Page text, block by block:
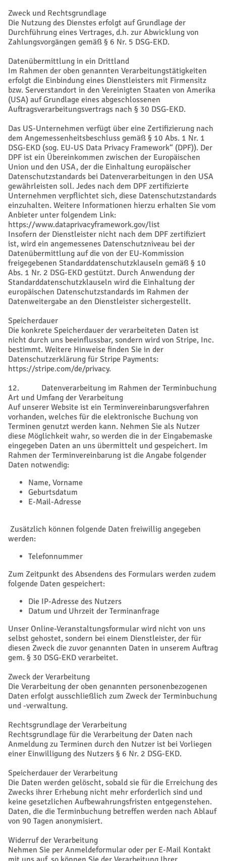
Zweck und Rechtsgrundlage
Die Nutzung des Dienstes erfolgt auf Grundlage der
Durchführung eines Vertrages, d.h. zur Abwicklung von
Zahlungsvorgängen gemäß § 6 Nr. 5 DSG-EKD.
Datenübermittlung in ein Drittland
Im Rahmen der oben genannten Verarbeitungstätigkeiten
erfolgt die Einbindung eines Dienstleisters mit Firmensitz
bzw. Serverstandort in den Vereinigten Staaten von Amerika
(USA) auf Grundlage eines abgeschlossenen
Auftragsverarbeitungsvertrags nach § 30 DSG-EKD.
Das US-Unternehmen verfügt über eine Zertifizierung nach
dem Angemessenheitsbeschluss gemäß § 10 Abs. 1 Nr. 1
DSG-EKD (sog. EU-US Data Privacy Framework“ (DPF)). Der
DPF ist ein Übereinkommen zwischen der Europäischen
Union und den USA, der die Einhaltung europäischer
Datenschutzstandards bei Datenverarbeitungen in den USA
gewährleisten soll. Jedes nach dem DPF zertifizierte
Unternehmen verpflichtet sich, diese Datenschutzstandards
einzuhalten. Weitere Informationen hierzu erhalten Sie vom
Anbieter unter folgendem Link:
https://www.dataprivacyframework.gov/list
Insofern der Dienstleister nicht nach dem DPF zertifiziert
ist, wird ein angemessenes Datenschutzniveau bei der
Datenübermittlung auf die von der EU-Kommission
freigegebenen Standarddatenschutzklauseln gemäß § 10
Abs. 1 Nr. 2 DSG-EKD gestützt. Durch Anwendung der
Standarddatenschutzklauseln wird die Einhaltung der
europäischen Datenschutzstandards im Rahmen der
Datenweitergabe an den Dienstleister sichergestellt.
Speicherdauer
Die konkrete Speicherdauer der verarbeiteten Daten ist
nicht durch uns beeinflussbar, sondern wird von Stripe, Inc.
bestimmt. Weitere Hinweise finden Sie in der
Datenschutzerklärung für Stripe Payments:
https://stripe.com/de/privacy.
12. Datenverarbeitung im Rahmen der Terminbuchung
Art und Umfang der Verarbeitung
Auf unserer Website ist ein Terminvereinbarungsverfahren
vorhanden, welches für die elektronische Buchung von
Terminen genutzt werden kann. Nehmen Sie als Nutzer
diese Möglichkeit wahr, so werden die in der Eingabemaske
eingegeben Daten an uns übermittelt und gespeichert. Im
Rahmen der Terminvereinbarung ist die Angabe folgender
Daten notwendig:
Name, Vorname
Geburtsdatum
E-Mail-Adresse
Zusätzlich können folgende Daten freiwillig angegeben
werden:
Telefonnummer
Zum Zeitpunkt des Absendens des Formulars werden zudem
folgende Daten gespeichert:
Die IP-Adresse des Nutzers
Datum und Uhrzeit der Terminanfrage
Unser Online-Veranstaltungsformular wird nicht von uns
selbst gehostet, sondern bei einem Dienstleister, der für
diesen Zweck die zuvor genannten Daten in unserem Auftrag
gem. § 30 DSG-EKD verarbeitet.
Zweck der Verarbeitung
Die Verarbeitung der oben genannten personenbezogenen
Daten erfolgt ausschließlich zum Zweck der Terminbuchung
und -verwaltung.
Rechtsgrundlage der Verarbeitung
Rechtsgrundlage für die Verarbeitung der Daten nach
Anmeldung zu Terminen durch den Nutzer ist bei Vorliegen
einer Einwilligung des Nutzers § 6 Nr. 2 DSG-EKD.
Speicherdauer der Verarbeitung
Die Daten werden gelöscht, sobald sie für die Erreichung des
Zwecks ihrer Erhebung nicht mehr erforderlich sind und
keine gesetzlichen Aufbewahrungsfristen entgegenstehen.
Daten, die die Terminbuchung betreffen werden nach Ablauf
von 90 Tagen anonymisiert.
Widerruf der Verarbeitung
Nehmen Sie per Anmeldeformular oder per E-Mail Kontakt